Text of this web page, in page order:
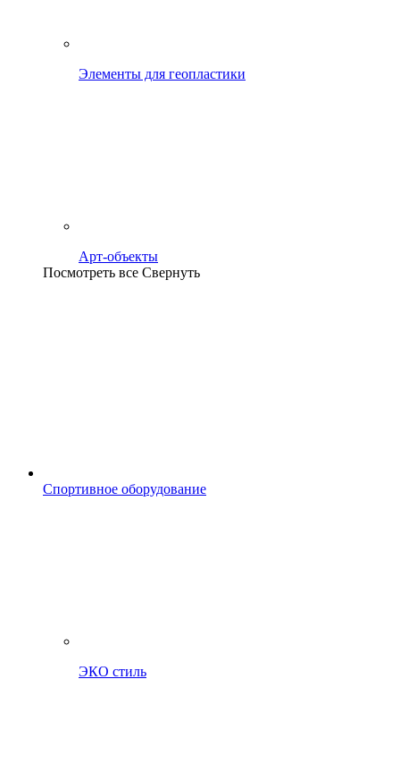
Элементы для геопластики
Арт-объекты
Посмотреть все Свернуть
Спортивное оборудование
ЭКО стиль